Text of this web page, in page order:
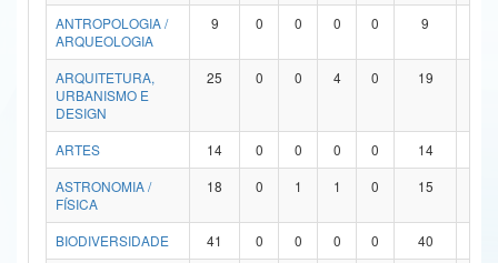
Ministério do Desenvolvimento Regional
Controladoria-Geral da União
Ministério da Mulher, da Família e dos Direitos Humanos
Secretaria de Governo
ANTROPOLOGIA /
ARQUEOLOGIA
9 0 0 0 0 9
ARQUITETURA,
URBANISMO E
DESIGN
25 0 0 4 0 19
ARTES 14 0 0 0 0 14
ASTRONOMIA /
FÍSICA
18 0 1 1 0 15
BIODIVERSIDADE 41 0 0 0 0 40